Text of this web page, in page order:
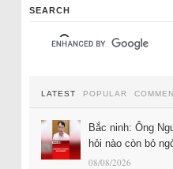
SEARCH
LATEST POPULAR
Bắc ninh: Ông
hỏi nào còn bỏ
08/08/2026